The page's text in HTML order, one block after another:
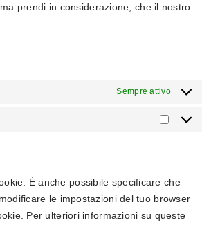
prendi in considerazione, che il nostro
Sempre attivo
Marketing
È anche possibile specificare che
le impostazioni del tuo browser
Per ulteriori informazioni su queste